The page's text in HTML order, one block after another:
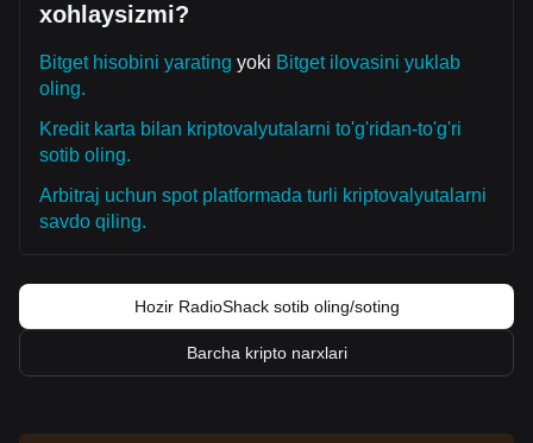
xohlaysizmi?
Bitget hisobini yarating yoki Bitget ilovasini yuklab
oling.
Kredit karta bilan kriptovalyutalarni to'g'ridan-to'g'ri
sotib oling.
Arbitraj uchun spot platformada turli kriptovalyutalarni
savdo qiling.
Hozir RadioShack sotib oling/soting
Barcha kripto narxlari